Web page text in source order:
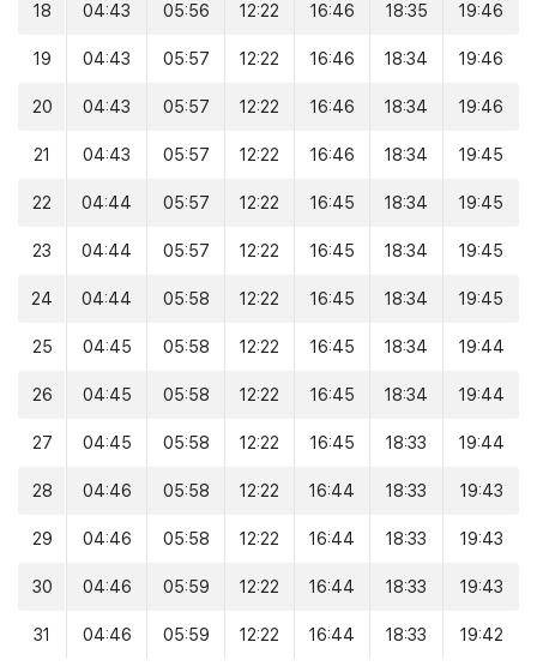
18 04:43 05:56 12:22 16:46 18:35 19:46
19 04:43 05:57 12:22 16:46 18:34 19:46
20 04:43 05:57 12:22 16:46 18:34 19:46
21 04:43 05:57 12:22 16:46 18:34 19:45
22 04:44 05:57 12:22 16:45 18:34 19:45
23 04:44 05:57 12:22 16:45 18:34 19:45
24 04:44 05:58 12:22 16:45 18:34 19:45
25 04:45 05:58 12:22 16:45 18:34 19:44
26 04:45 05:58 12:22 16:45 18:34 19:44
27 04:45 05:58 12:22 16:45 18:33 19:44
28 04:46 05:58 12:22 16:44 18:33 19:43
29 04:46 05:58 12:22 16:44 18:33 19:43
30 04:46 05:59 12:22 16:44 18:33 19:43
31 04:46 05:59 12:22 16:44 18:33 19:42